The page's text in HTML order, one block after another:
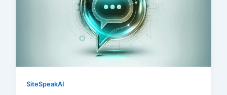
SiteSpeakAI